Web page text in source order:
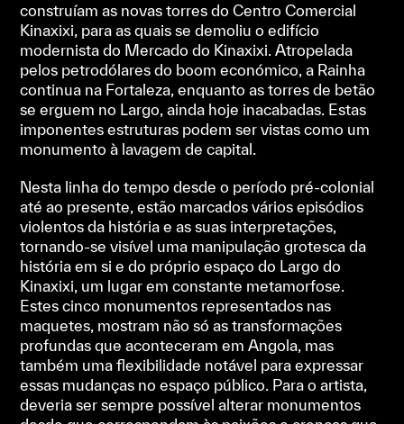
construíam as novas torres do Centro Comercial
Kinaxixi, para as quais se demoliu o edifício
modernista do Mercado do Kinaxixi. Atropelada
pelos petrodólares do boom económico, a Rainha
continua na Fortaleza, enquanto as torres de betão
se erguem no Largo, ainda hoje inacabadas. Estas
imponentes estruturas podem ser vistas como um
monumento à lavagem de capital.
Nesta linha do tempo desde o período pré-colonial
até ao presente, estão marcados vários episódios
violentos da história e as suas interpretações,
tornando-se visível uma manipulação grotesca da
história em si e do próprio espaço do Largo do
Kinaxixi, um lugar em constante metamorfose.
Estes cinco monumentos representados nas
maquetes, mostram não só as transformações
profundas que aconteceram em Angola, mas
também uma flexibilidade notável para expressar
essas mudanças no espaço público. Para o artista,
deveria ser sempre possível alterar monumentos